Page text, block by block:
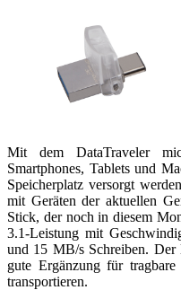
Mit dem DataTraveler
Smartphones, Tablets und
Speicherplatz versorgt
mit Geräten der aktuellen
Stick, der noch in diesem
3.1-Leistung mit
und 15 MB/s Schreiben.
gute Ergänzung für
transportieren.